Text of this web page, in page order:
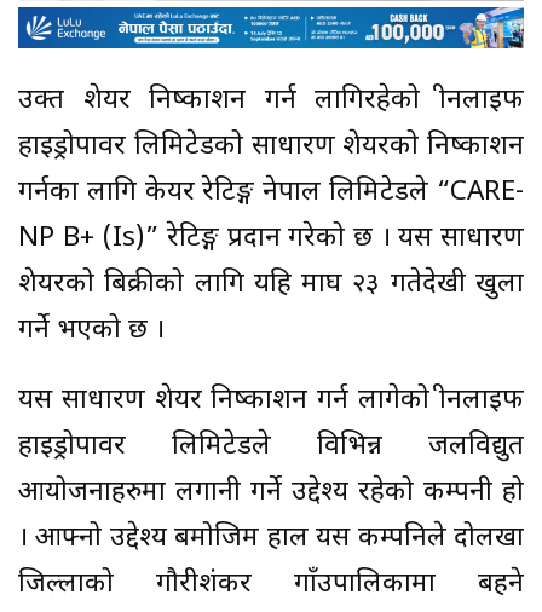
उक्त शेयर निष्काशन गर्न लागिरहेको ग्रीनलाइफ
हाइड्रोपावर लिमिटेडको साधारण शेयरको निष्काशन
गर्नका लागि केयर रेटिङ्ग नेपाल लिमिटेडले “CARE-
NP B+ (Is)” रेटिङ्ग प्रदान गरेको छ । यस साधारण
शेयरको बिक्रीको लागि यहि माघ २३ गतेदेखी खुला
गर्ने भएको छ ।
यस साधारण शेयर निष्काशन गर्न लागेको ग्रीनलाइफ
हाइड्रोपावर लिमिटेडले विभिन्न जलविद्युत
आयोजनाहरुमा लगानी गर्ने उद्देश्य रहेको कम्पनी हो
। आफ्नो उद्देश्य बमोजिम हाल यस कम्पनिले दोलखा
जिल्लाको गौरीशंकर गाँउपालिकामा बहने